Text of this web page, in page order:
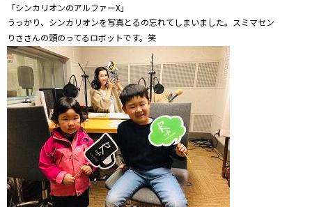
「シンカリオンのアルファーX」
うっかり、シンカリオンを写真とるの忘れてしまいました。スミマセン
りささんの頭のってるロボットです。笑